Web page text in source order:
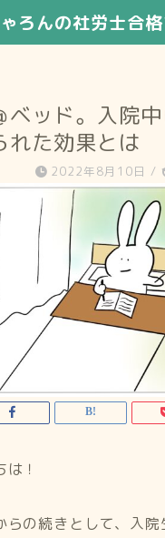
ろんの社労士合
ベッド。入院
れた効果とは
2022年8月10日 /
！
らの続きとして、入